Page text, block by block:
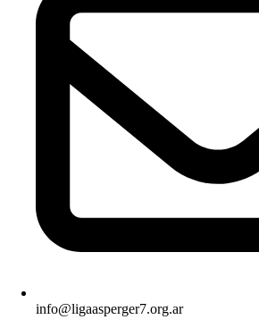
info@ligaasperger7.org.ar